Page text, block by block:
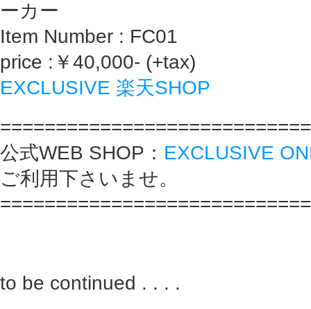
ーカー
Item Number : FC01
price :￥40,000- (+tax)
EXCLUSIVE 楽天SHOP
公式WEB SHOP： EXCLUSIVE
ご利用下さいませ。
to be continued . . . .